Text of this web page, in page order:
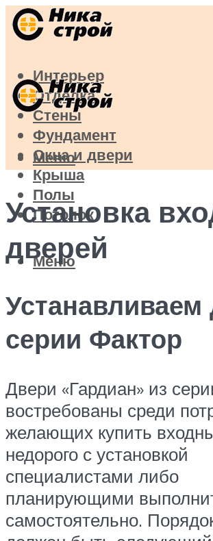
Интерьер
Отделка
Стены
Фундамент
Окна и двери
Крыша
Полы
Потолок
Меню
Меню
Установка
дверей
Устанавливаем
серии Фактор
Двери «Гардиан» из
востребованы среди
желающих купить
недорого с установкой
специалистами либо
планирующими
самостоятельно.